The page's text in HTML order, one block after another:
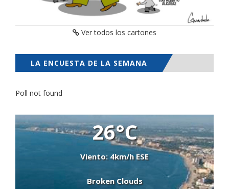
Ver todos los cartones
LA ENCUESTA DE LA SEMANA
Poll not found
26°C
Viento: 4km/h ESE
Broken Clouds